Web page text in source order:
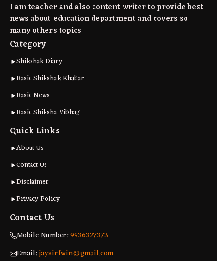
I am teacher and also content writer to provide best
news about education department and covers so
many others topics
Category
Shikshak Diary
Basic Shikshak Khabar
Basic News
Basic Shiksha Vibhag
Quick Links
About Us
Contact Us
Disclaimer
Privacy Policy
Contact Us
Mobile Number:9936327373
Email:jaysirfwin@gmail.com